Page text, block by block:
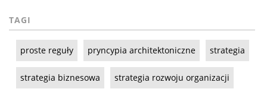
TAGI
proste reguły pryncypia architektoniczne strategia
strategia biznesowa strategia rozwoju organizacji